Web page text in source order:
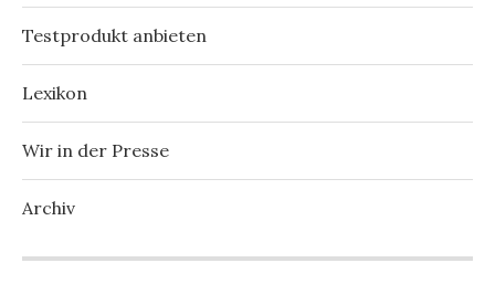
Testprodukt anbieten
Lexikon
Wir in der Presse
Archiv